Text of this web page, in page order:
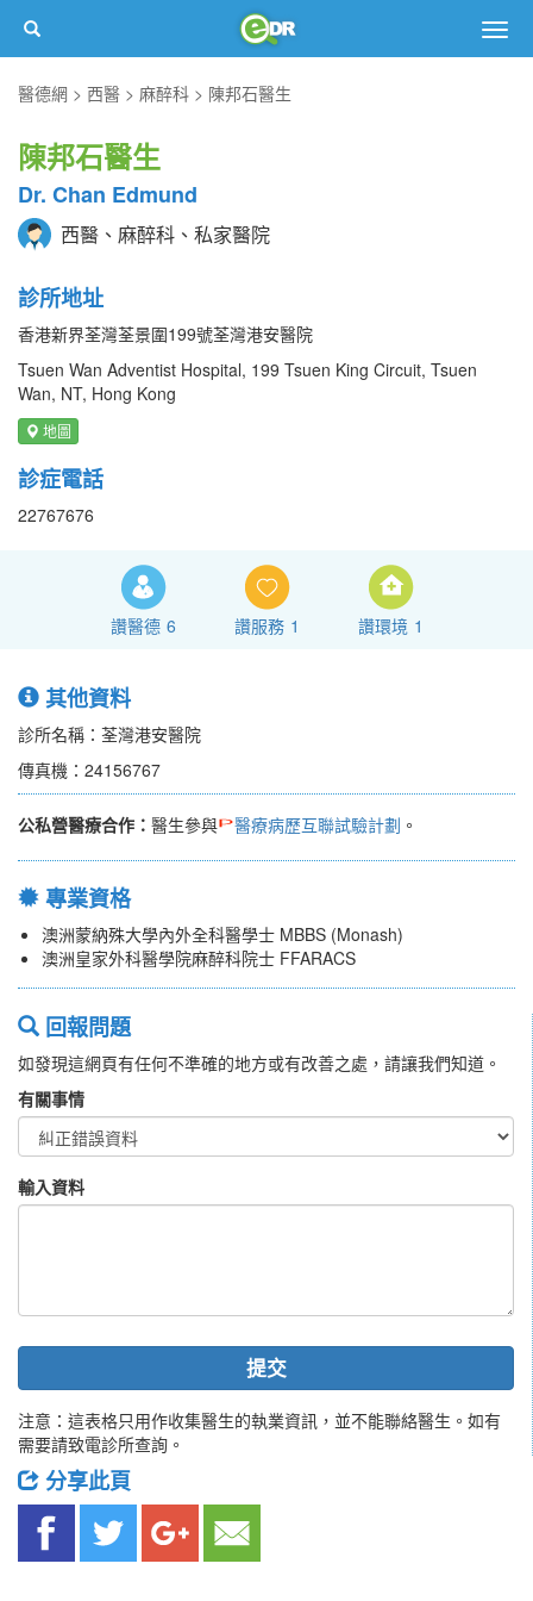
醫德網
西醫 麻醉科 陳邦石醫生
陳邦石醫生
Dr. Chan Edmund
西醫、麻醉科、私家醫院
診所地址
香港新界荃灣荃景圍199號荃灣港安醫院
Tsuen Wan Adventist Hospital, 199 Tsuen King Circuit, Tsuen
Wan, NT, Hong Kong
地圖
診症電話
22767676
讚醫德 6 讚服務 1 讚環境 1
其他資料
診所名稱：荃灣港安醫院
傳真機：24156767
公私營醫療合作： 醫生參與 醫療病歷互聯試驗計劃 。
專業資格
澳洲蒙納殊大學內外全科醫學士 MBBS (Monash)
澳洲皇家外科醫學院麻醉科院士 FFARACS
回報問題
如發現這網頁有任何不準確的地方或有改善之處，請讓我們知道。
有關事情
輸入資料
提交
注意：這表格只用作收集醫生的執業資訊，並不能聯絡醫生。如有
需要請致電診所查詢。
分享此頁